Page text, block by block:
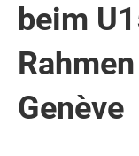
beim
Genève